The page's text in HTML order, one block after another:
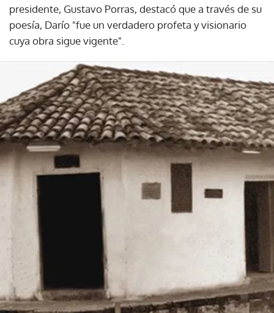
presidente, Gustavo Porras, destacó que a través de su
poesía, Darío "fue un verdadero profeta y visionario
cuya obra sigue vigente".